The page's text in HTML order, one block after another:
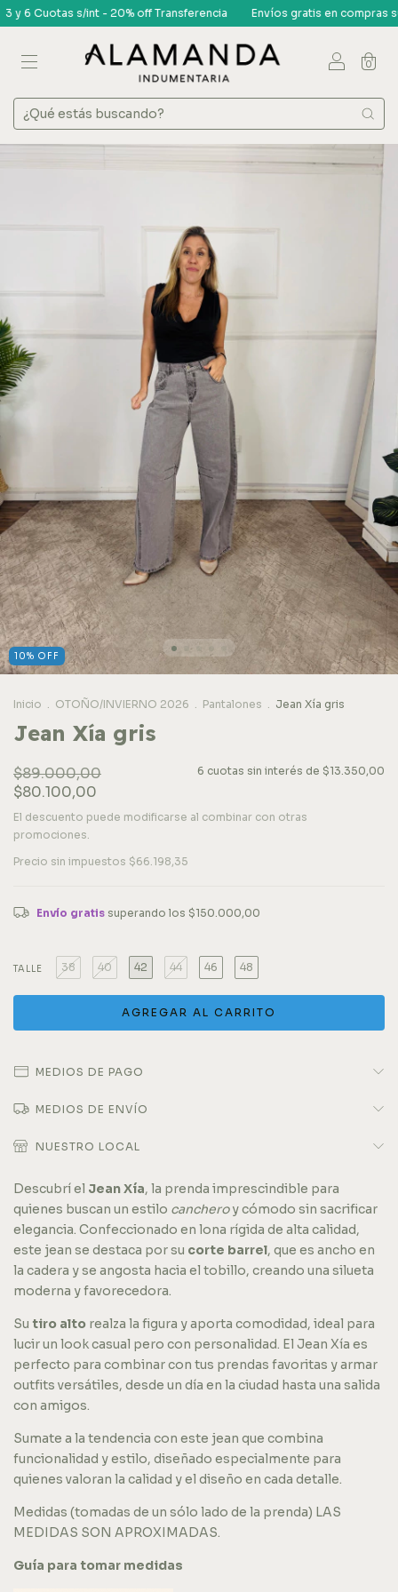
Cuotas s/int - 20% off Transferencia Envíos gratis en compras
0
10% OFF
Inicio . OTOÑO/INVIERNO 2026 . Pantalones . Jean Xía gris
Jean Xía gris
$89.000,00
$80.100,00
6 cuotas sin interés de $13.350,00
El descuento puede modificarse al combinar con otras
promociones.
Precio sin impuestos $66.198,35
Envío gratis superando los $150.000,00
TALLE 38 40 42 44 46 48
MEDIOS DE PAGO
MEDIOS DE ENVÍO
NUESTRO LOCAL
Descubrí el Jean Xía, la prenda imprescindible para
quienes buscan un estilo cancheroy cómodo sin sacrificar
elegancia. Confeccionado en lona rígida de alta calidad,
este jean se destaca por su corte barrel, que es ancho en
la cadera y se angosta hacia el tobillo, creando una silueta
moderna y favorecedora.
Su tiro alto realza la figura y aporta comodidad, ideal para
lucir un look casual pero con personalidad. El Jean Xía es
perfecto para combinar con tus prendas favoritas y armar
outfits versátiles, desde un día en la ciudad hasta una salida
con amigos.
Sumate a la tendencia con este jean que combina
funcionalidad y estilo, diseñado especialmente para
quienes valoran la calidad y el diseño en cada detalle.
Medidas (tomadas de un sólo lado de la prenda) LAS
MEDIDAS SON APROXIMADAS.
Guía para tomar medidas